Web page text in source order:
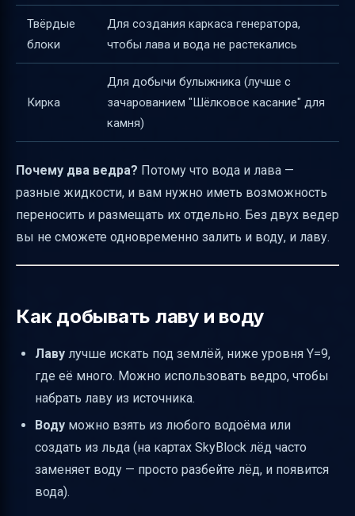
Зачем нужна кирка с "Шёлковым касанием"
Размещение люков в генераторе камня
Генератор базальта
Эффективность и оптимизация
Версии Minecraft и обновления
Частые ошибки и их исправление
Советы по безопасности и устойчивости
Полезные ссылки
Твёрдые
блоки
Для создания каркаса генератора,
чтобы лава и вода не растекались
Кирка
Для добычи булыжника (лучше с
зачарованием "Шёлковое касание" для
камня)
Почему два ведра? Потому что вода и лава —
разные жидкости, и вам нужно иметь возможность
переносить и размещать их отдельно. Без двух ведер
вы не сможете одновременно залить и воду, и лаву.
Как добывать лаву и воду
Лаву лучше искать под землёй, ниже уровня Y=9,
где её много. Можно использовать ведро, чтобы
набрать лаву из источника.
Воду можно взять из любого водоёма или
создать из льда (на картах SkyBlock лёд часто
заменяет воду — просто разбейте лёд, и появится
вода).